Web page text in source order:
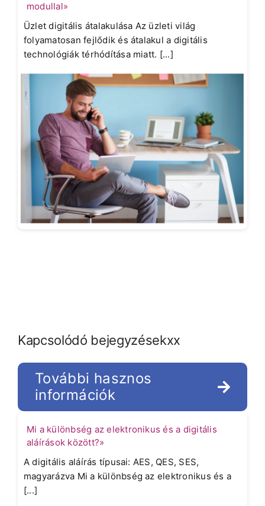
modullal»
Üzlet digitális átalakulása Az üzleti világ
folyamatosan fejlődik és átalakul a digitális
technológiák térhódítása miatt. [...]
Kapcsolódó bejegyzésekxx
További hasznos
információk
Mi a különbség az elektronikus és a digitális
aláírások között?»
A digitális aláírás típusai: AES, QES, SES,
magyarázva Mi a különbség az elektronikus és a
[...]